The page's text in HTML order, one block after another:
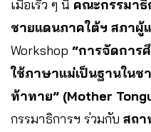
เมื่อเร็ว ๆ นี้ คณะกรรมา
ชายแดนภาคใต้ฯ สภาผู้
Workshop “การจัดกา
ใช้ภาษาแม่เป็นฐานในช
ท้าทาย” (Mother
กรรมาธิการฯ ร่วมกับ สถา